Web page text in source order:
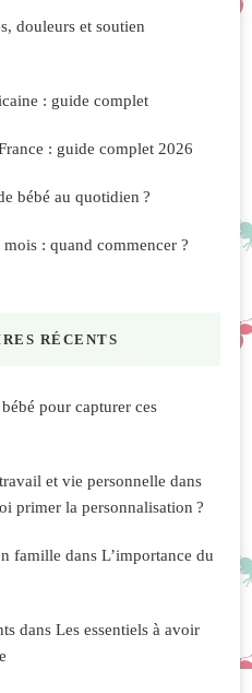
douleurs et soutien
: guide complet
: guide complet 2026
bébé au quotidien ?
: quand commencer ?
RÉCENTS
pour capturer ces
et vie personnelle dans
primer la personnalisation ?
famille dans L’importance du
dans Les essentiels à avoir